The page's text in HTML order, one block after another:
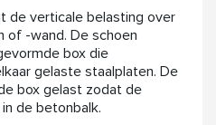
de verticale belasting over
of -wand. De schoen
box die
gelaste staalplaten. De
box gelast zodat de
de betonbalk.